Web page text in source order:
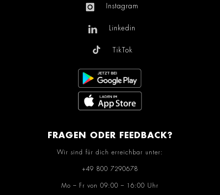
Instagram
Linkedin
TikTok
FRAGEN ODER FEEDBACK?
Wir sind für dich erreichbar unter:
+49 800 7290678
Mo – Fr von 09:00 – 16:00 Uhr